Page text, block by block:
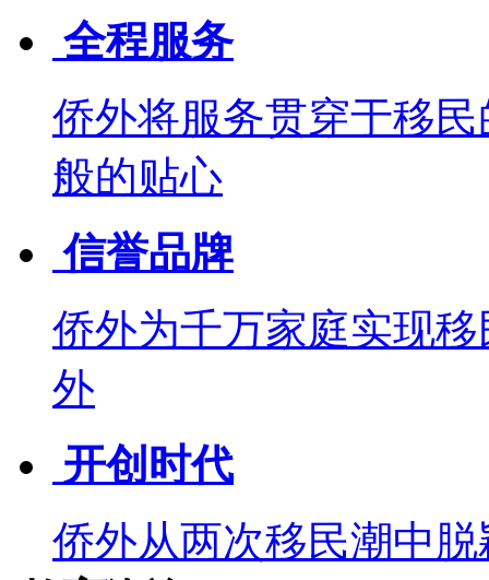
全程服务
侨外将服务贯穿于移
般的贴心
信誉品牌
侨外为千万家庭实现
外
开创时代
侨外从两次移民潮中